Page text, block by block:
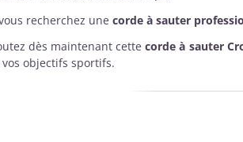
recherchez une corde à sauter
dès maintenant cettecorde à sauter
objectifs sportifs.